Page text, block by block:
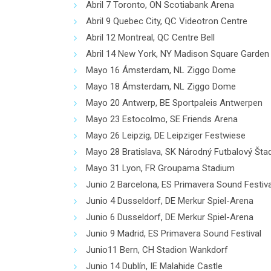
Abril 7 Toronto, ON Scotiabank Arena
Abril 9 Quebec City, QC Videotron Centre
Abril 12 Montreal, QC Centre Bell
Abril 14 New York, NY Madison Square Garden
Mayo 16 Ámsterdam, NL Ziggo Dome
Mayo 18 Ámsterdam, NL Ziggo Dome
Mayo 20 Antwerp, BE Sportpaleis Antwerpen
Mayo 23 Estocolmo, SE Friends Arena
Mayo 26 Leipzig, DE Leipziger Festwiese
Mayo 28 Bratislava, SK Národný Futbalový
Mayo 31 Lyon, FR Groupama Stadium
Junio 2 Barcelona, ES Primavera Sound
Junio 4 Dusseldorf, DE Merkur Spiel-Arena
Junio 6 Dusseldorf, DE Merkur Spiel-Arena
Junio 9 Madrid, ES Primavera Sound Festival
Junio11 Bern, CH Stadion Wankdorf
Junio 14 Dublín, IE Malahide Castle